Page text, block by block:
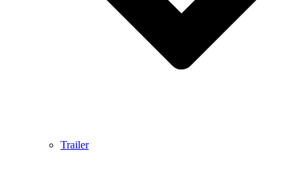
Trailer